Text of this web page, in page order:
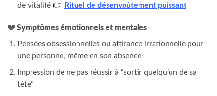
de vitalité 👉 Rituel de désenvoûtement puissant
💔 Symptômes émotionnels et mentales
Pensées obsessionnelles ou attirance irrationnelle pour
une personne, même en son absence
Impression de ne pas réussir à “sortir quelqu’un de sa
tête”